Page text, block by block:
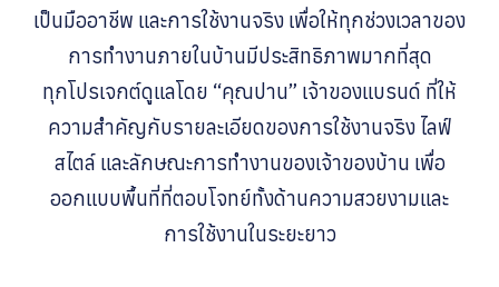
เป็นมืออาชีพ และการใช้งานจริง เพื่อให้ทุกช่วงเวลาของ
การทำงานภายในบ้านมีประสิทธิภาพมากที่สุด
ทุกโปรเจกต์ดูแลโดย “คุณปาน” เจ้าของแบรนด์ ที่ให้
ความสำคัญกับรายละเอียดของการใช้งานจริง ไลฟ์
สไตล์ และลักษณะการทำงานของเจ้าของบ้าน เพื่อ
ออกแบบพื้นที่ที่ตอบโจทย์ทั้งด้านความสวยงามและ
การใช้งานในระยะยาว